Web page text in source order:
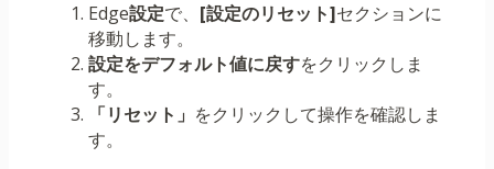
Edge設定で、 [設定のリセット]セクションに
移動します。
設定をデフォルト値に戻すをクリックしま
す。
「リセット」 をクリックして操作を確認しま
す。